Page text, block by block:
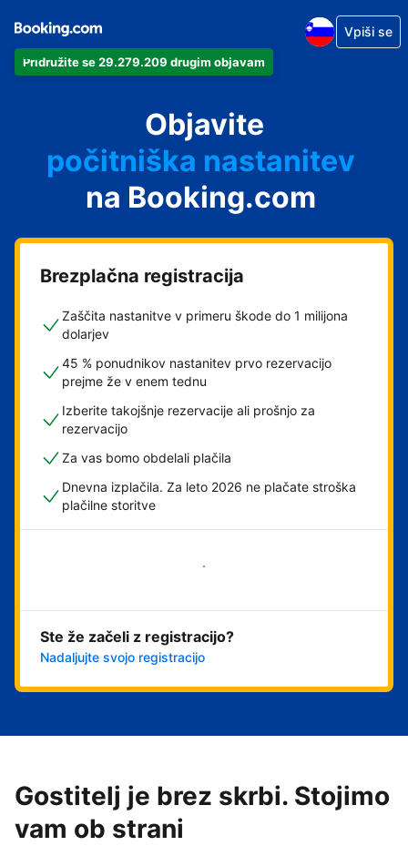
Pridružite se 29.279.209 drugim objavam
Vpiši se
Objavite
svoj apartma
svoj hotel
počitniška nastanitev
svoje gostišče
svoj B&B
na Booking.com
Brezplačna registracija
Zaščita nastanitve v primeru škode do 1 milijona
dolarjev
45 % ponudnikov nastanitev prvo rezervacijo
prejme že v enem tednu
Izberite takojšnje rezervacije ali prošnjo za
rezervacijo
Za vas bomo obdelali plačila
Dnevna izplačila. Za leto 2026 ne plačate stroška
plačilne storitve
Ste že začeli z registracijo?
Nadaljujte svojo registracijo
Gostitelj je brez skrbi. Stojimo
vam ob strani